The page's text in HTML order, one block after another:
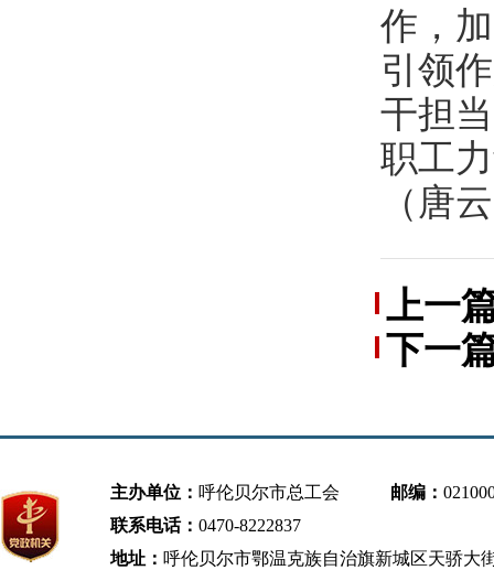
作，
引领
干担
职工
（唐
上一
总工
下一
主办单位： 呼伦贝尔市总工会 邮编：
联系电话： 0470-8222837
地址： 呼伦贝尔市鄂温克族自治旗新城区天骄大